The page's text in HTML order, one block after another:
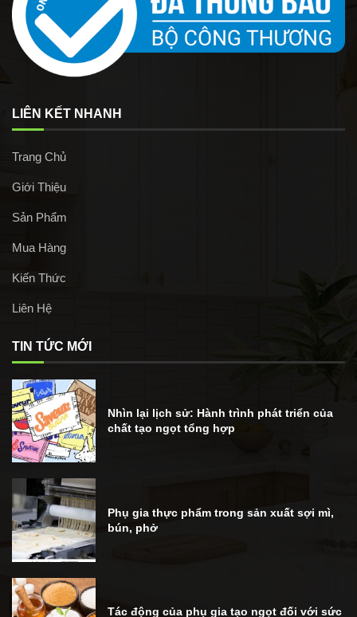
LIÊN KẾT NHANH
Trang Chủ
Giới Thiệu
Sản Phẩm
Mua Hàng
Kiến Thức
Liên Hệ
TIN TỨC MỚI
Nhìn lại lịch sử: Hành trình phát triển của
chất tạo ngọt tổng hợp
Phụ gia thực phẩm trong sản xuất sợi mì,
bún, phở
Tác động của phụ gia tạo ngọt đối với sức